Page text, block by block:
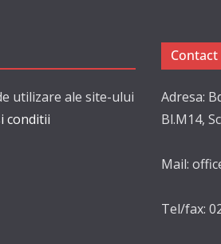
utilizare ale site-ului
conditii
Contact
Adresa:
Bl.M14,
Mail:
Tel/fax: